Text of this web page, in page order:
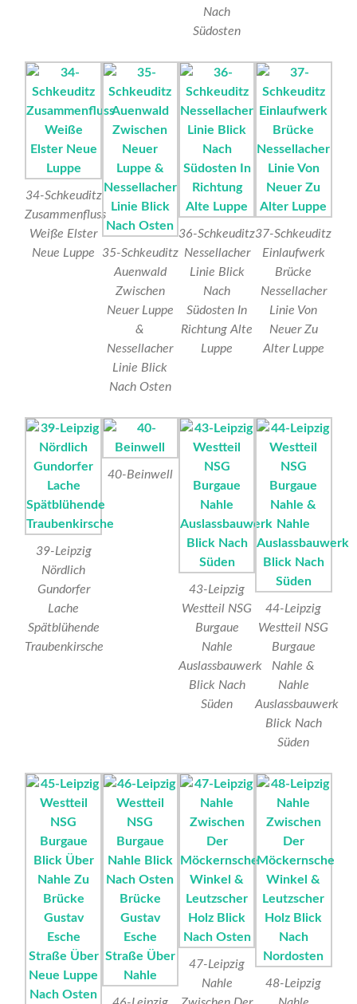
Nach
Südosten
34-Schkeuditz
Zusammenfluss
Weiße Elster
Neue Luppe
35-Schkeuditz
Auenwald
Zwischen
Neuer Luppe
&
Nessellacher
Linie Blick
Nach Osten
36-Schkeuditz
Nessellacher
Linie Blick
Nach
Südosten In
Richtung Alte
Luppe
37-Schkeuditz
Einlaufwerk
Brücke
Nessellacher
Linie Von
Neuer Zu
Alter Luppe
39-Leipzig
Nördlich
Gundorfer
Lache
Spätblühende
Traubenkirsche
40-Beinwell
43-Leipzig
Westteil NSG
Burgaue
Nahle
Auslassbauwerk
Blick Nach
Süden
44-Leipzig
Westteil NSG
Burgaue
Nahle &
Nahle
Auslassbauwerk
Blick Nach
Süden
47-Leipzig
Nahle
48-Leipzig